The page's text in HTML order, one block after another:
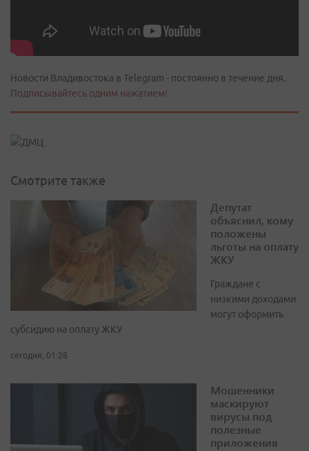
Новости Владивостока в Telegram - постоянно в течение дня.
Подписывайтесь одним нажатием!
Смотрите также
Депутат
объяснил, кому
положены
льготы на оплату
ЖКУ
Граждане с
низкими доходами
могут оформить
субсидию на оплату ЖКУ
сегодня, 01:28
Мошенники
маскируют
вирусы под
полезные
приложения